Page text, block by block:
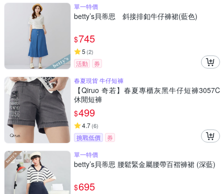
單一特價
betty’s貝蒂思 斜接排釦牛仔褲裙(藍色)
$745
5 (2)
活動
券
春夏現貨 牛仔短褲
【Qiruo 奇若】春夏專櫃灰黑牛仔短褲3057C
休閒短褲
$499
4.7(6)
挑戰低價
券
單一特價
betty’s貝蒂思 腰鬆緊金屬腰帶百褶褲裙 (深藍)
$695